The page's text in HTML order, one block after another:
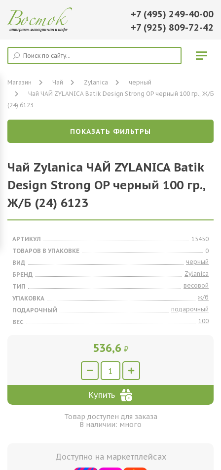
+7 (495) 249-40-00
+7 (925) 809-72-42
Магазин Чай Zylanica
черный
Чай ЧАЙ ZYLANICA Batik Design Strong OP черный 100 гр., Ж/Б
(24) 6123
ПОКАЗАТЬ ФИЛЬТРЫ
Чай Zylanica ЧАЙ ZYLANICA Batik
Design Strong OP черный 100 гр.,
Ж/Б (24) 6123
АРТИКУЛ
15450
ТОВАРОВ В УПАКОВКЕ
0
ВИД
черный
БРЕНД
Zylanica
ТИП
весовой
УПАКОВКА
ж/б
ПОДАРОЧНЫЙ
подарочный
ВЕС
100
536,6 ₽
Купить
Товар доступен для заказа
В наличии: много
Доступно на маркетплейсах